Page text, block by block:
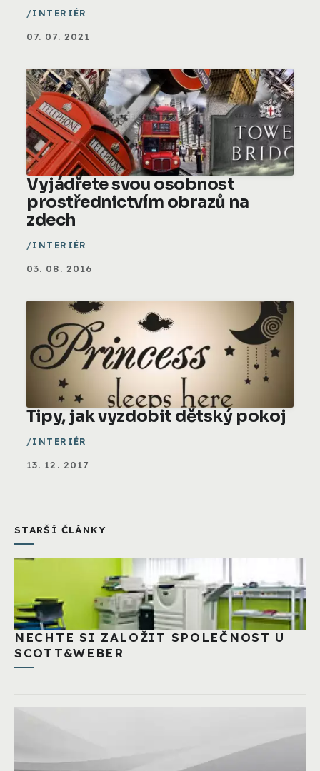
INTERIÉR
07. 07. 2021
Vyjádřete svou osobnost
prostřednictvím obrazů na
zdech
INTERIÉR
03. 08. 2016
Tipy, jak vyzdobit dětský pokoj
INTERIÉR
13. 12. 2017
STARŠÍ ČLÁNKY
NECHTE SI ZALOŽIT SPOLEČNOST U
SCOTT&WEBER